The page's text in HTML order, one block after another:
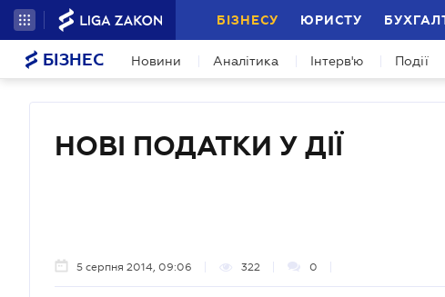
БІЗНЕСУ ЮРИСТУ
БІЗНЕС Новини Аналітика Інтерв'ю Події
НОВІ ПОДАТКИ У ДІЇ
5 серпня 2014, 09:06 322 0